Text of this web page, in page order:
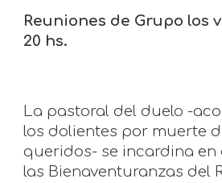
Reuniones de Grupo los
20 hs.
La pastoral del duelo -
los dolientes por muerte
queridos- se incardina en
las Bienaventuranzas del